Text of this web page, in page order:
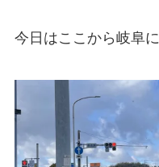
今日はここから岐阜